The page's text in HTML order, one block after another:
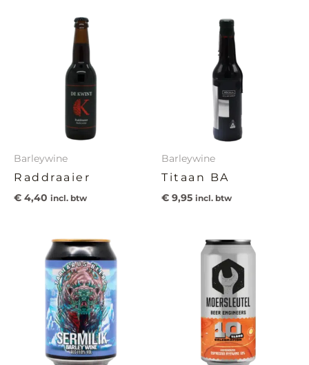
Barleywine
Raddraaier
€ 4,40 incl. btw
Barleywine
Titaan BA
€ 9,95 incl. btw